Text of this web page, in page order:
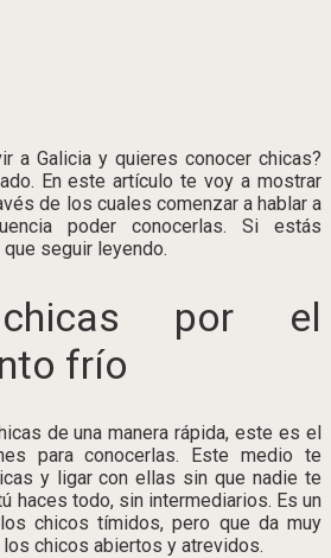
a Galicia y quieres conocer chicas?
En este artículo te voy a mostrar
de los cuales comenzar a hablar a
poder conocerlas. Si estás
seguir leyendo.
chicas por el
frío
de una manera rápida, este es el
para conocerlas. Este medio te
y ligar con ellas sin que nadie te
haces todo, sin intermediarios. Es un
chicos tímidos, pero que da muy
chicos abiertos y atrevidos.